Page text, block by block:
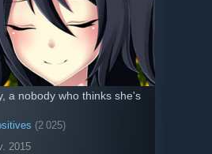
a nobody who thinks she's
(2 025)
2015